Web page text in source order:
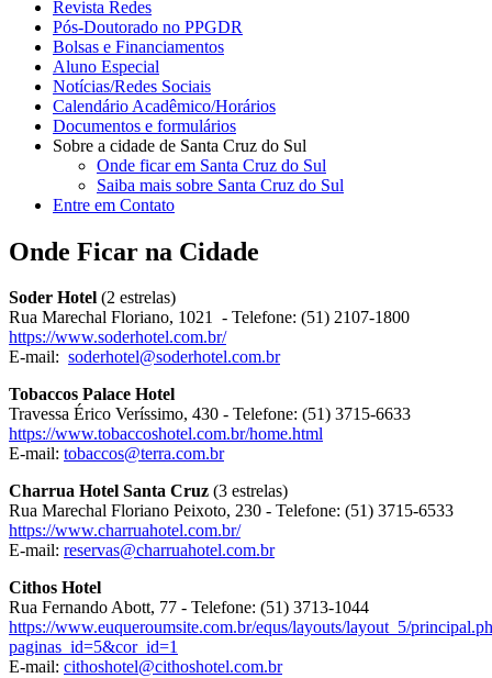
Revista Redes
Pós-Doutorado no PPGDR
Bolsas e Financiamentos
Aluno Especial
Notícias/Redes Sociais
Calendário Acadêmico/Horários
Documentos e formulários
Sobre a cidade de Santa Cruz do Sul
Onde ficar em Santa Cruz do Sul
Saiba mais sobre Santa Cruz do Sul
Entre em Contato
Onde Ficar na Cidade
Soder Hotel (2 estrelas)
Rua Marechal Floriano, 1021 - Telefone: (51) 2107-1800
https://www.soderhotel.com.br/
E-mail: soderhotel@soderhotel.com.br
Tobaccos Palace Hotel
Travessa Érico Veríssimo, 430 - Telefone: (51) 3715-6633
https://www.tobaccoshotel.com.br/home.html
E-mail: tobaccos@terra.com.br
Charrua Hotel Santa Cruz (3 estrelas)
Rua Marechal Floriano Peixoto, 230 - Telefone: (51) 3715-6533
https://www.charruahotel.com.br/
E-mail: reservas@charruahotel.com.br
Cithos Hotel
Rua Fernando Abott, 77 - Telefone: (51) 3713-1044
https://www.euqueroumsite.com.br/equs/layouts/layout_5/
paginas_id=5&cor_id=1
E-mail: cithoshotel@cithoshotel.com.br